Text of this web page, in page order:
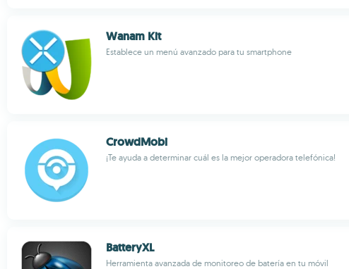
Wanam Kit
Establece un menú avanzado para tu smartphone
CrowdMobi
¡Te ayuda a determinar cuál es la mejor operadora telefónica!
BatteryXL
Herramienta avanzada de monitoreo de batería en tu móvil